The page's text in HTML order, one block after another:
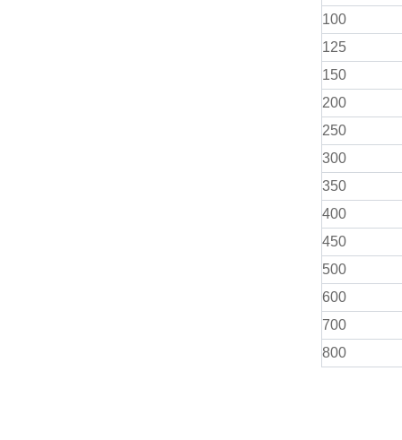
100
125
150
200
250
300
350
400
450
500
600
700
800